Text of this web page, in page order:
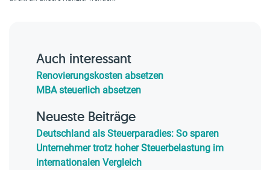
Auch interessant
Renovierungskosten absetzen
MBA steuerlich absetzen
Neueste Beiträge
Deutschland als Steuerparadies: So sparen
Unternehmer trotz hoher Steuerbelastung im
internationalen Vergleich